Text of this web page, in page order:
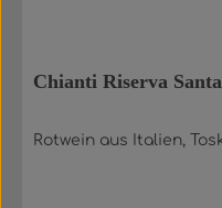
Chianti Riserva
Rotwein aus Italien,